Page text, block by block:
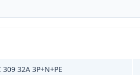
309 32A 3P+N+PE